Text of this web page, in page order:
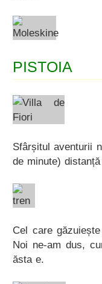
PISTOIA
Sfârșitul aventurii
de minute)
Cel care
Noi ne-am dus,
ăsta e.